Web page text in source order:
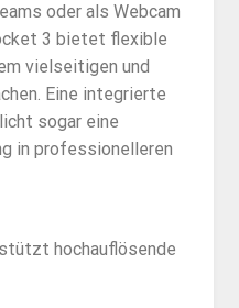
oder als Webcam
3 bietet flexible
vielseitigen und
Eine integrierte
sogar eine
in professionelleren
hochauflösende